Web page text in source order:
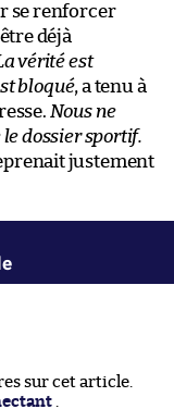
se renforcer
déjà
vérité est
bloqué, a tenu à
Nous ne
le dossier sportif.
justement
sur cet article.